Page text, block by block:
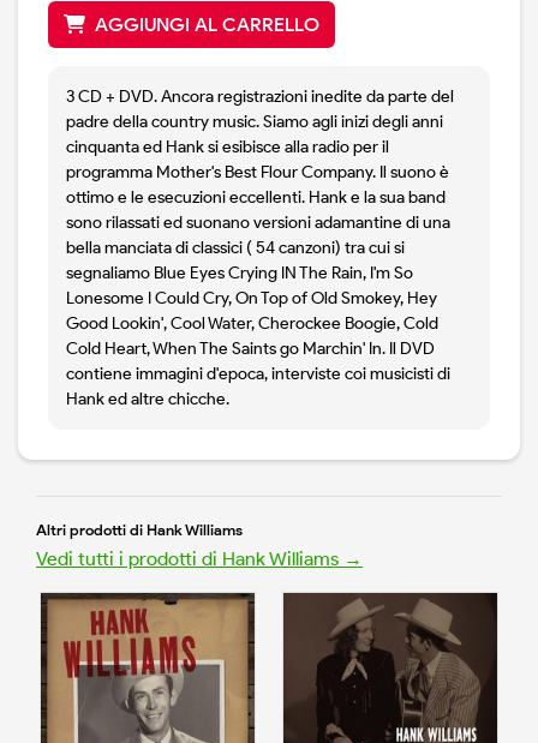
AGGIUNGI AL CARRELLO
3 CD + DVD. Ancora registrazioni inedite da parte del
padre della country music. Siamo agli inizi degli anni
cinquanta ed Hank si esibisce alla radio per il
programma Mother's Best Flour Company. Il suono è
ottimo e le esecuzioni eccellenti. Hank e la sua band
sono rilassati ed suonano versioni adamantine di una
bella manciata di classici ( 54 canzoni) tra cui si
segnaliamo Blue Eyes Crying IN The Rain, I'm So
Lonesome I Could Cry, On Top of Old Smokey, Hey
Good Lookin', Cool Water, Cherockee Boogie, Cold
Cold Heart, When The Saints go Marchin' In. Il DVD
contiene immagini d'epoca, interviste coi musicisti di
Hank ed altre chicche.
Altri prodotti di Hank Williams
Vedi tutti i prodotti di Hank Williams →